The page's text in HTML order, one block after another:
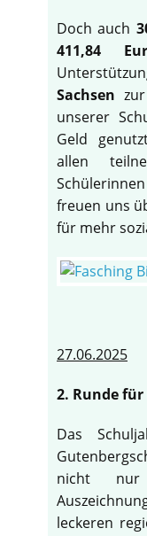
Doch auch
411,84
Sachsen
unserer
Geld
allen
freuen uns
für mehr
27.06.2025
2. Runde
Das
nicht nur
leckeren